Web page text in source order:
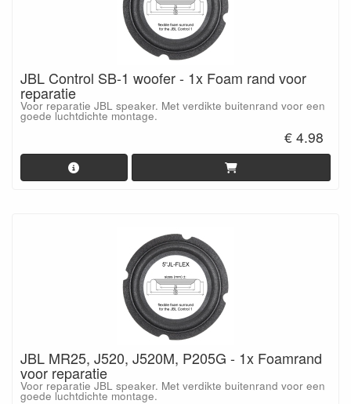
JBL Control SB-1 woofer - 1x Foam rand voor
reparatie
Voor reparatie JBL speaker. Met verdikte buitenrand voor een
goede luchtdichte montage.
€ 4.98
JBL MR25, J520, J520M, P205G - 1x Foamrand
voor reparatie
Voor reparatie JBL speaker. Met verdikte buitenrand voor een
goede luchtdichte montage.